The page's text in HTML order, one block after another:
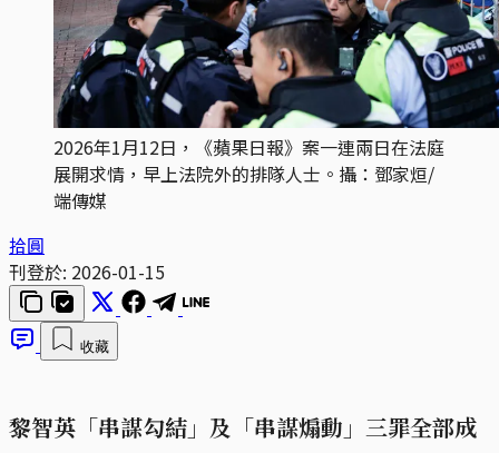
2026年1月12日，《蘋果日報》案一連兩日在法庭
展開求情，早上法院外的排隊人士。攝：鄧家烜/
端傳媒
拾圓
刊登於: 2026-01-15
收藏
黎智英「串謀勾結」及「串謀煽動」三罪全部成